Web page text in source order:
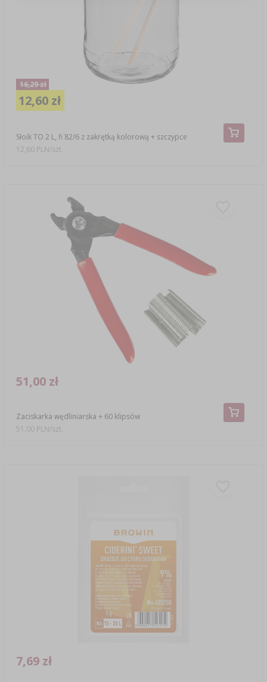
Słoik TO 2 L, fi 82/6 z zakrętką kolorową + szczypce
16,29 zł
12,60 zł
12,60 PLN/szt.
Zaciskarka wędliniarska + 60 klipsów
51,00 zł
51,00 PLN/szt.
7,69 zł